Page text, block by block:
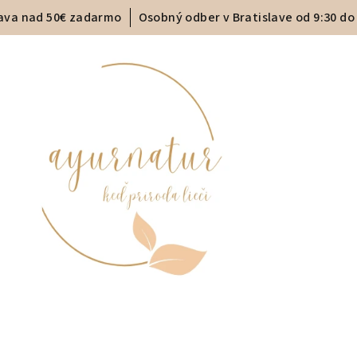
nad 50€ zadarmo Osobný odber v Bratislave od 9:30 do